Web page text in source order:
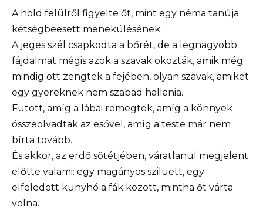
A hold felülről figyelte őt, mint egy néma tanúja
kétségbeesett menekülésének.
A jeges szél csapkodta a bőrét, de a legnagyobb
fájdalmat mégis azok a szavak okozták, amik még
mindig ott zengtek a fejében, olyan szavak, amiket
egy gyereknek nem szabad hallania.
Futott, amíg a lábai remegtek, amíg a könnyek
összeolvadtak az esővel, amíg a teste már nem
bírta tovább.
És akkor, az erdő sötétjében, váratlanul megjelent
előtte valami: egy magányos sziluett, egy
elfeledett kunyhó a fák között, mintha őt várta
volna.